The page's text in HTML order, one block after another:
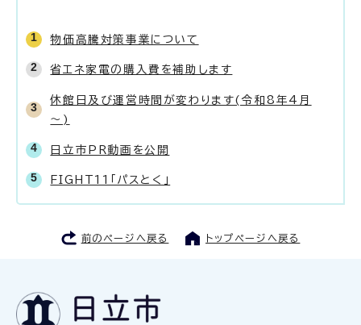
物価高騰対策事業について
省エネ家電の購入費を補助します
休館日及び運営時間が変わります(令和8年4月
～)
日立市PR動画を公開
FIGHT11「パスとく」
前のページへ戻る トップページへ戻る